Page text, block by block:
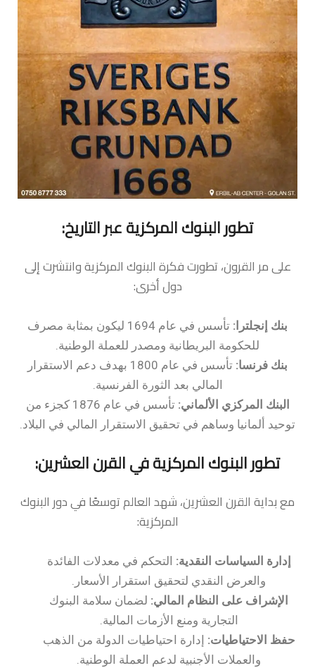
تطور البنوك المركزية عبر التاريخ:
على مر القرون، تطورت فكرة البنوك المركزية وانتشرت إلى
دول أخرى:
بنك إنجلترا:
تأسس في عام 1694 ليكون بمثابة مصرف
للحكومة البريطانية ومصدر للعملة الوطنية.
بنك فرنسا:
تأسس في عام 1800 بهدف دعم الاستقرار
المالي بعد الثورة الفرنسية.
البنك المركزي الألماني:
تأسس في عام 1876 كجزء من
توحيد ألمانيا وساهم في تحقيق الاستقرار المالي في البلاد.
تطور البنوك المركزية في القرن العشرين:
مع بداية القرن العشرين، شهد العالم توسعًا في دور البنوك
المركزية:
إدارة السياسات النقدية: التحكم في معدلات الفائدة
والعرض النقدي لتحقيق استقرار الأسعار.
الإشراف على النظام المالي: لضمان سلامة البنوك
التجارية ومنع الأزمات المالية.
حفظ الاحتياطيات: إدارة احتياطيات الدولة من الذهب
والعملات الأجنبية لدعم العملة الوطنية.